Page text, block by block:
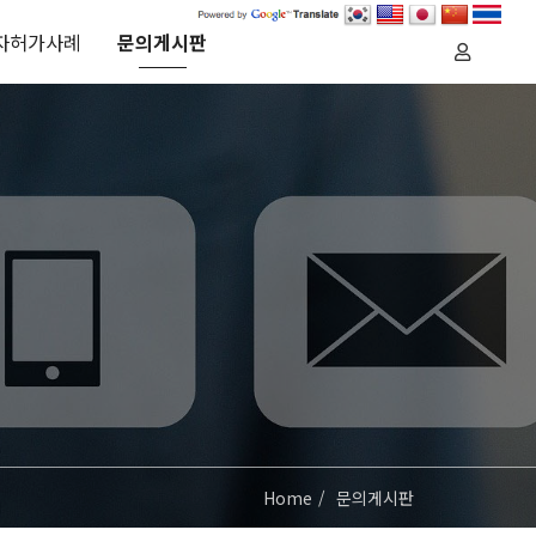
허가사례 문의게시판
Home 문의게시판